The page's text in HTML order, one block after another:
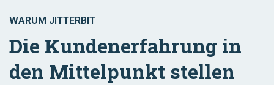
WARUM JITTERBIT
Die Kundenerfahrung in
den Mittelpunkt stellen